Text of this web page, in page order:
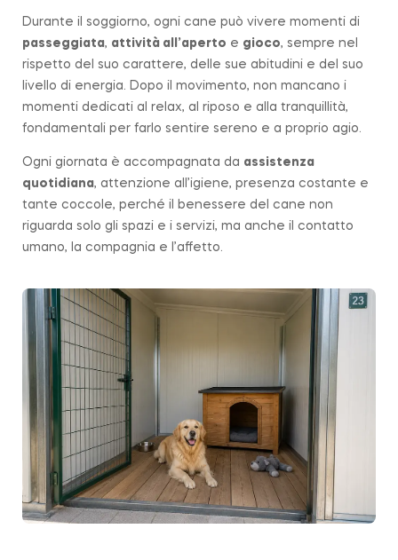
Durante il soggiorno, ogni cane può vivere momenti di
passeggiata, attività all’aperto e gioco, sempre nel
rispetto del suo carattere, delle sue abitudini e del suo
livello di energia. Dopo il movimento, non mancano i
momenti dedicati al relax, al riposo e alla tranquillità,
fondamentali per farlo sentire sereno e a proprio agio.
Ogni giornata è accompagnata da assistenza
quotidiana, attenzione all’igiene, presenza costante e
tante coccole, perché il benessere del cane non
riguarda solo gli spazi e i servizi, ma anche il contatto
umano, la compagnia e l’affetto.